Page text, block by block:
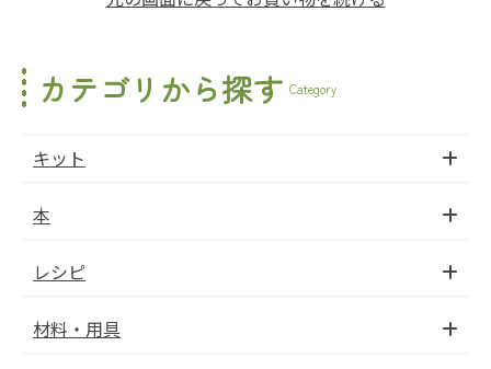
カテゴリから探す Category
キット
本
レシピ
材料・用具